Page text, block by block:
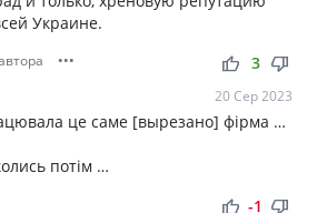
Украине.
••• thumb_up thumb_down
3
20 Сер 2023
це саме [вырезано] фірма …
потім …
thumb_up thumb_down
-1